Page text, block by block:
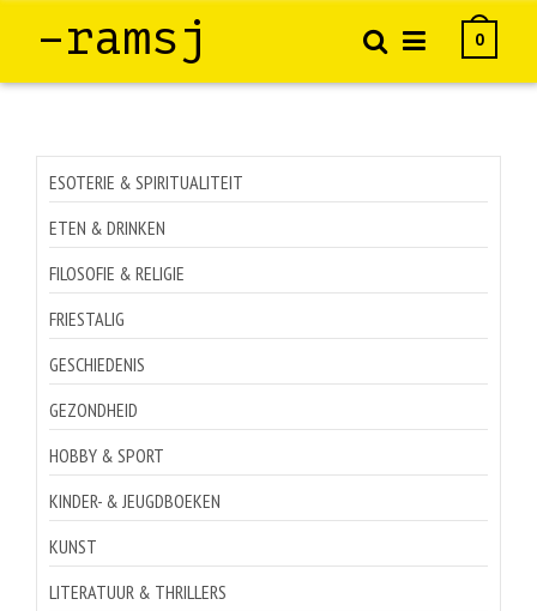
–ramsj 0
ESOTERIE & SPIRITUALITEIT
ETEN & DRINKEN
FILOSOFIE & RELIGIE
FRIESTALIG
GESCHIEDENIS
GEZONDHEID
HOBBY & SPORT
KINDER- & JEUGDBOEKEN
KUNST
LITERATUUR & THRILLERS